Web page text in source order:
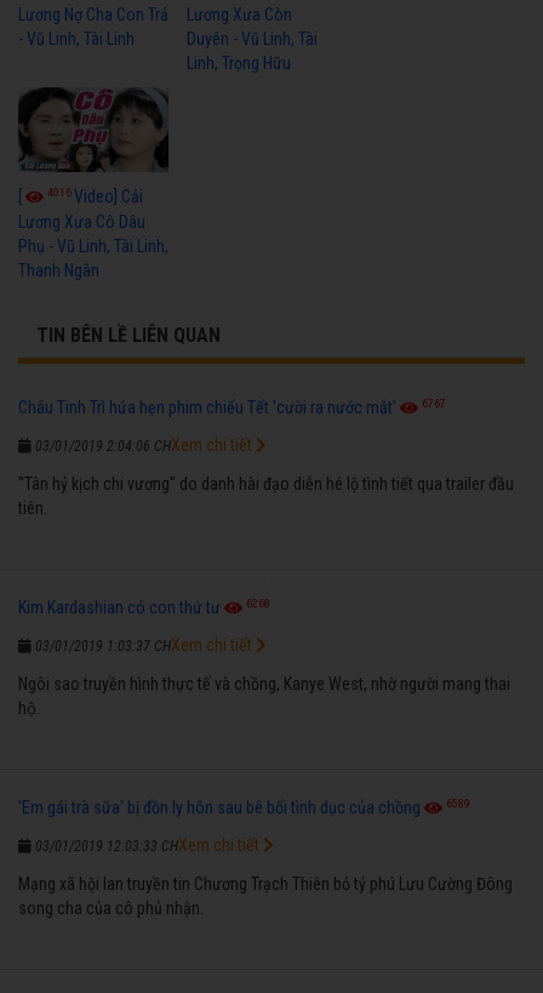
Lương Nợ Cha Con Trả
- Vũ Linh, Tài Linh
Lương Xưa Còn
Duyên - Vũ Linh, Tài
Linh, Trọng Hữu
[ 4016Video] Cải
Lương Xưa Cô Dâu
Phụ - Vũ Linh, Tài Linh,
Thanh Ngân
TIN BÊN LỀ LIÊN QUAN
Châu Tinh Trì hứa hẹn phim chiếu Tết 'cười ra nước mắt' 6767
03/01/2019 2:04:06 CH
"Tân hỷ kịch chi vương" do danh hài đạo diễn hé lộ tình tiết qua trailer đầu
tiên.
Xem chi tiết
Kim Kardashian có con thứ tư 6268
03/01/2019 1:03:37 CH
Ngôi sao truyền hình thực tế và chồng, Kanye West, nhờ người mang thai
hộ.
Xem chi tiết
'Em gái trà sữa' bị đồn ly hôn sau bê bối tình dục của chồng 6589
03/01/2019 12:03:33 CH
Mạng xã hội lan truyền tin Chương Trạch Thiên bỏ tỷ phú Lưu Cường Đông
song cha của cô phủ nhận.
Xem chi tiết